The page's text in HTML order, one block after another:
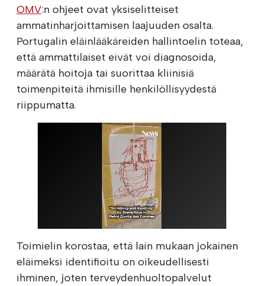
OMV:n ohjeet ovat yksiselitteiset
ammatinharjoittamisen laajuuden osalta.
Portugalin eläinlääkäreiden hallintoelin toteaa,
että ammattilaiset eivät voi diagnosoida,
määrätä hoitoja tai suorittaa kliinisiä
toimenpiteitä ihmisille henkilöllisyydestä
riippumatta.
Toimielin korostaa, että lain mukaan jokainen
eläimeksi identifioitu on oikeudellisesti
ihminen, joten terveydenhuoltopalvelut